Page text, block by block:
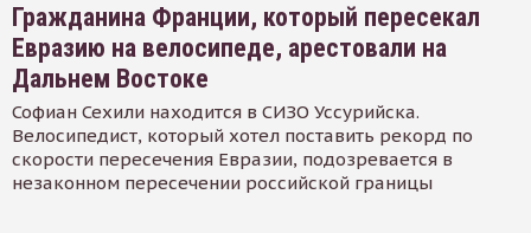
Гражданина Франции, который пересекал
Евразию на велосипеде, арестовали на
Дальнем Востоке
Софиан Сехили находится в СИЗО Уссурийска.
Велосипедист, который хотел поставить рекорд по
скорости пересечения Евразии, подозревается в
незаконном пересечении российской границы